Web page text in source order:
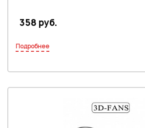
358 руб.
Подробнее